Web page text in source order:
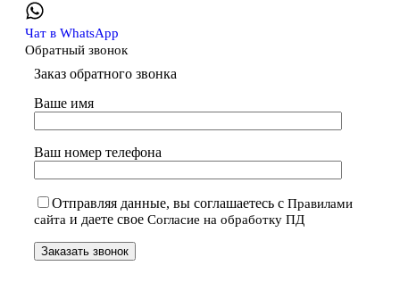
Чат в WhatsApp
Обратный звонок
Заказ обратного звонка
Ваше имя
Ваш номер телефона
Отправляя данные, вы соглашаетесь с Правилами
сайта и даете свое Согласие на обработку ПД